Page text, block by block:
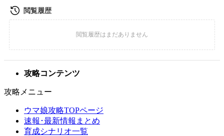
攻略コンテンツ
攻略メニュー
ウマ娘攻略TOPページ
速報･最新情報まとめ
育成シナリオ一覧